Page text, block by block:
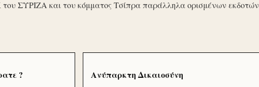
ΣΥΡΙΖΑ και του κόμματος Τσίπρα παράλληλα ορισμένων εκδοτών
? Ανύπαρκτη Δικαιοσύνη